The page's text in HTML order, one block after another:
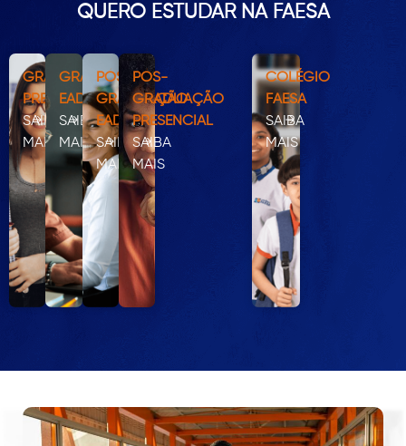
QUERO ESTUDAR NA FAESA
GRADUAÇÃO
PRESENCIAL
SAIBA
MAIS
GRADUAÇÃO
EAD
SAIBA
MAIS
PÓS-
GRADUAÇÃO
EAD
SAIBA
MAIS
PÓS-
GRADUAÇÃO
PRESENCIAL
SAIBA
MAIS
COLÉGIO
FAESA
SAIBA
MAIS